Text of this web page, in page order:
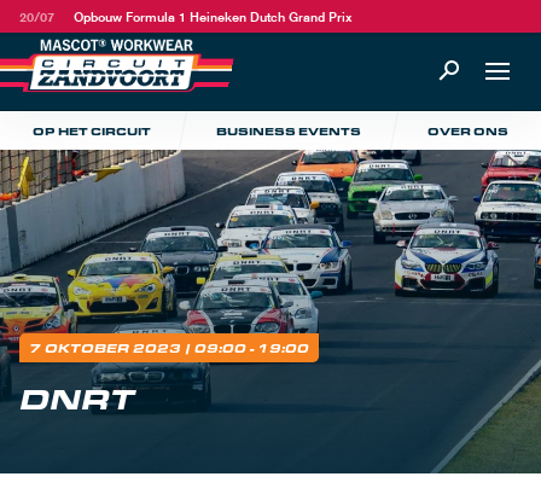
20/07 Opbouw Formula 1 Heineken Dutch Grand Prix
OP HET CIRCUIT BUSINESS EVENTS OVER ONS
7 OKTOBER 2023 | 09:00 - 19:00
DNRT